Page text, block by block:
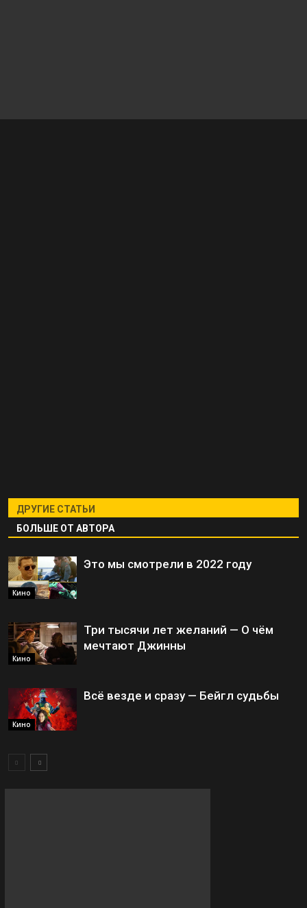
ДРУГИЕ СТАТЬИ
БОЛЬШЕ ОТ АВТОРА
Кино
Это мы смотрели в 2022 году
Кино
Три тысячи лет желаний — О чём
мечтают Джинны
Кино
Всё везде и сразу — Бейгл судьбы